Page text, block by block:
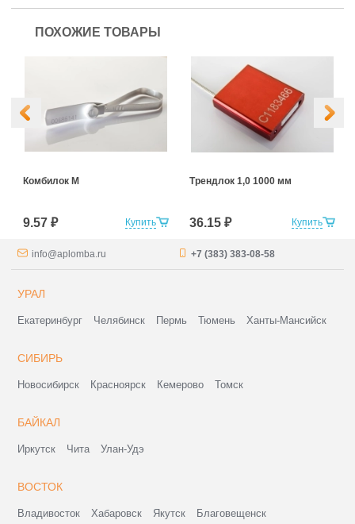
ПОХОЖИЕ ТОВАРЫ
Купить
Комбилок М
9.57 ₽ Купить
Трендлок 1,0 1000 мм
36.15 ₽
info@aplomba.ru +7 (383) 383-08-58
УРАЛ
Екатеринбург Челябинск Пермь Тюмень Ханты-Мансийск
СИБИРЬ
Новосибирск Красноярск Кемерово Томск
БАЙКАЛ
Иркутск Чита Улан-Удэ
ВОСТОК
Владивосток Хабаровск Якутск
Благовещенск